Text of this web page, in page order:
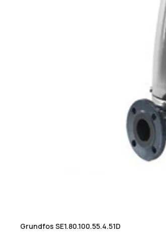
Grundfos SE1.80.100.55.4.51D